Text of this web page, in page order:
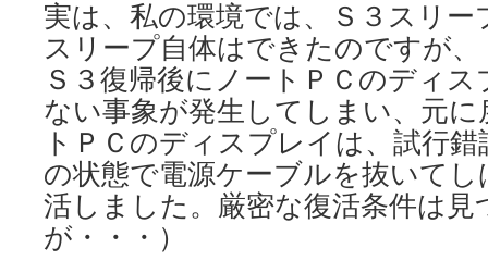
実は、私の環境では、Ｓ３スリー
スリープ自体はできたのですが、
Ｓ３復帰後にノートＰＣのディ
ない事象が発生してしまい、元
トＰＣのディスプレイは、試行
の状態で電源ケーブルを抜いて
活しました。厳密な復活条件は
が・・・）